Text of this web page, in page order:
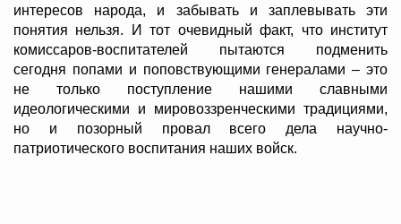
интересов народа, и забывать и заплевывать эти
понятия нельзя. И тот очевидный факт, что институт
комиссаров-воспитателей пытаются подменить
сегодня попами и поповствующими генералами – это
не только поступление нашими славными
идеологическими и мировоззренческими традициями,
но и позорный провал всего дела научно-
патриотического воспитания наших войск.